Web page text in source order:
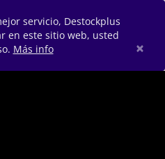
servicio, Destockplus
en este sitio web, usted
Más info ×